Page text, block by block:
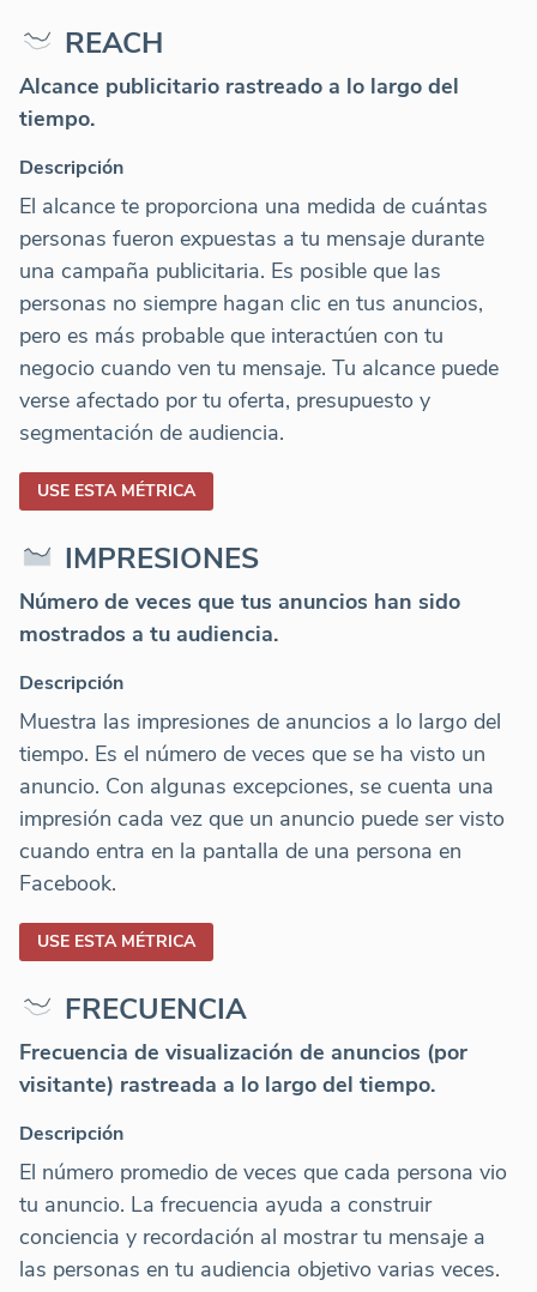
REACH
Alcance publicitario rastreado a lo largo del
tiempo.
Descripción
El alcance te proporciona una medida de cuántas
personas fueron expuestas a tu mensaje durante
una campaña publicitaria. Es posible que las
personas no siempre hagan clic en tus anuncios,
pero es más probable que interactúen con tu
negocio cuando ven tu mensaje. Tu alcance puede
verse afectado por tu oferta, presupuesto y
segmentación de audiencia.
USE ESTA MÉTRICA
IMPRESIONES
Número de veces que tus anuncios han sido
mostrados a tu audiencia.
Descripción
Muestra las impresiones de anuncios a lo largo del
tiempo. Es el número de veces que se ha visto un
anuncio. Con algunas excepciones, se cuenta una
impresión cada vez que un anuncio puede ser visto
cuando entra en la pantalla de una persona en
Facebook.
USE ESTA MÉTRICA
FRECUENCIA
Frecuencia de visualización de anuncios (por
visitante) rastreada a lo largo del tiempo.
Descripción
El número promedio de veces que cada persona vio
tu anuncio. La frecuencia ayuda a construir
conciencia y recordación al mostrar tu mensaje a
las personas en tu audiencia objetivo varias veces.